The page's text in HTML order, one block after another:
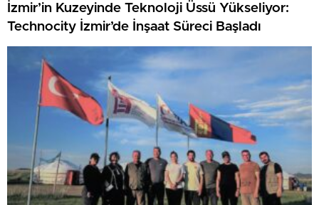
İzmir’in Kuzeyinde Teknoloji Üssü Yükseliyor:
Technocity İzmir’de İnşaat Süreci Başladı